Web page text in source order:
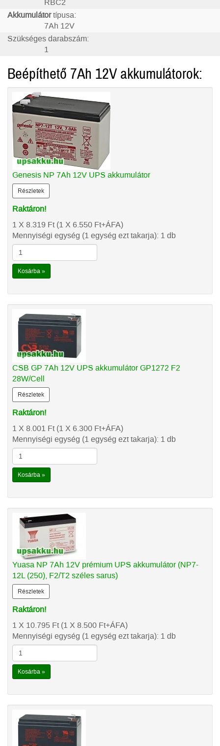
RBC2
Akkumulátortípusa:
7Ah 12V
Szükséges darabszám:
1
Beépíthető 7Ah 12V akkumulátorok:
Genesis NP 7Ah 12V UPS akkumulátor
Részletek
Raktáron!
1 X 8.319 Ft(1 X 6.550 Ft+ÁFA)
Mennyiségi egység (1 egység ezt takarja): 1 db
Kosárba »
CSB GP 7Ah 12V UPS akkumulátor GP1272 F2
28W/Cell
Részletek
Raktáron!
1 X 8.001 Ft(1 X 6.300 Ft+ÁFA)
Mennyiségi egység (1 egység ezt takarja): 1 db
Kosárba »
Yuasa NP 7Ah 12V prémium UPS akkumulátor (NP7-
12L (250), F2/T2 széles sarus)
Részletek
Raktáron!
1 X 10.795 Ft(1 X 8.500 Ft+ÁFA)
Mennyiségi egység (1 egység ezt takarja): 1 db
Kosárba »